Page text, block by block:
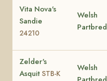
Vita Nova's
Sandie
24210
Welsh
Partbred
Zelder's
Asquit STB-K
Welsh